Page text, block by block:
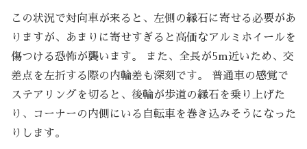
この状況で対向車が来ると、左側の縁石に寄せる必要があ
りますが、あまりに寄せすぎると高価なアルミホイールを
傷つける恐怖が襲います。 また、全長が5m近いため、交
差点を左折する際の内輪差も深刻です。 普通車の感覚で
ステアリングを切ると、後輪が歩道の縁石を乗り上げた
り、コーナーの内側にいる自転車を巻き込みそうになった
りします。